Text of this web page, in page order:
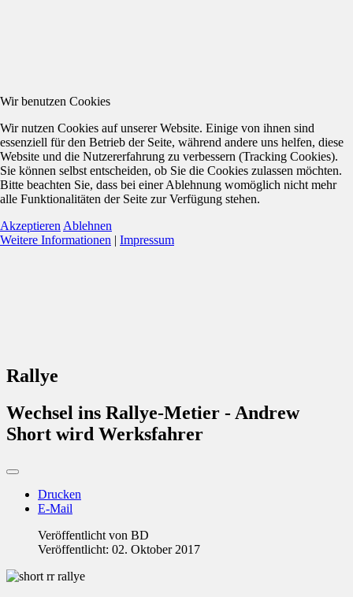
Rallye
Wechsel ins Rallye-Metier - Andrew
Short wird Werksfahrer
Drucken
E-Mail
Veröffentlicht von BD
Veröffentlicht: 02. Oktober 2017
Wir benutzen Cookies
Wir nutzen Cookies auf unserer Website. Einige von ihnen sind
essenziell für den Betrieb der Seite, während andere uns helfen, diese
Website und die Nutzererfahrung zu verbessern (Tracking Cookies).
Sie können selbst entscheiden, ob Sie die Cookies zulassen möchten.
Bitte beachten Sie, dass bei einer Ablehnung womöglich nicht mehr
alle Funktionalitäten der Seite zur Verfügung stehen.
Akzeptieren Ablehnen
Weitere Informationen | Impressum